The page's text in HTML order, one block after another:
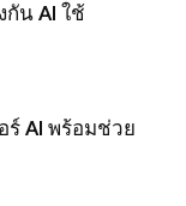
น AI ใช้
AI พร้อมช่วย